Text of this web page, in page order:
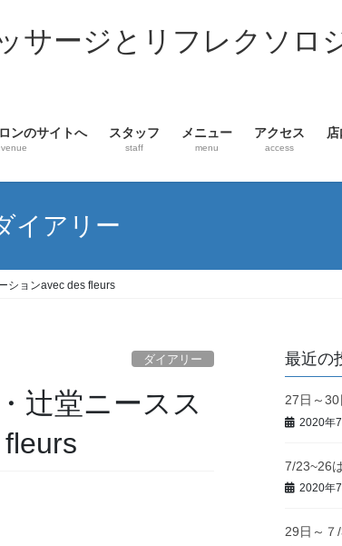
サージとリフレクソロ
ンのサイトへ スタッフ
staff
メニュー
menu
アクセス
access
イアリー
ションavec des fleurs
ダイアリー
辻堂ニースス
最近の
27日～30
2020年
7/23~26
2020年
29日～７